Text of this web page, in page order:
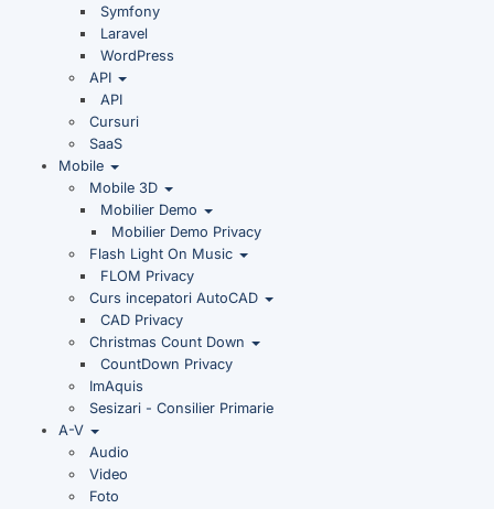
Symfony
Laravel
WordPress
API
API
Cursuri
SaaS
Mobile
Mobile 3D
Mobilier Demo
Mobilier Demo Privacy
Flash Light On Music
FLOM Privacy
Curs incepatori AutoCAD
CAD Privacy
Christmas Count Down
CountDown Privacy
ImAquis
Sesizari - Consilier Primarie
A-V
Audio
Video
Foto